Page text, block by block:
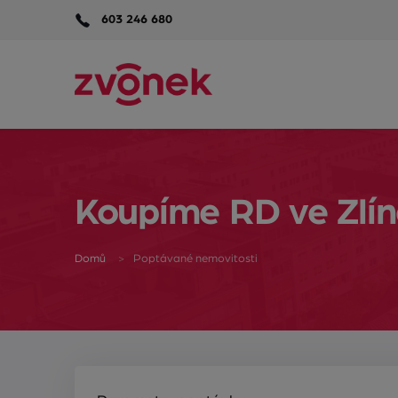
603 246 680
Koupíme RD ve
Domů Poptávané nemovitosti